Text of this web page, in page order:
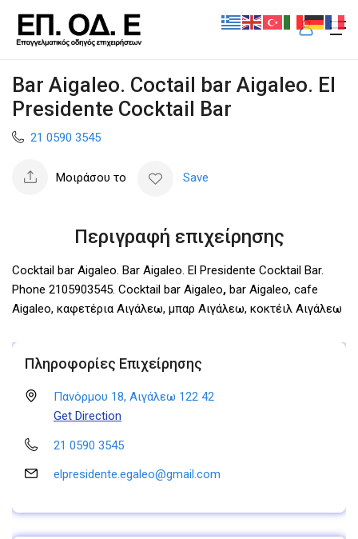
Bar Aigaleo. Coctail bar Aigaleo. El
Presidente Cocktail Bar
21 0590 3545
Μοιράσου το Save
Περιγραφή επιχείρησης
Cocktail bar Aigaleo. Bar Aigaleo. El Presidente Cocktail Bar.
Phone 2105903545. Cocktail bar Aigaleo, bar Aigaleo, cafe
Aigaleo, καφετέρια Αιγάλεω, μπαρ Αιγάλεω, κοκτέιλ Αιγάλεω
Πληροφορίες Επιχείρησης
Πανόρμου 18, Αιγάλεω 122 42
Get Direction
21 0590 3545
elpresidente.egaleo@gmail.com